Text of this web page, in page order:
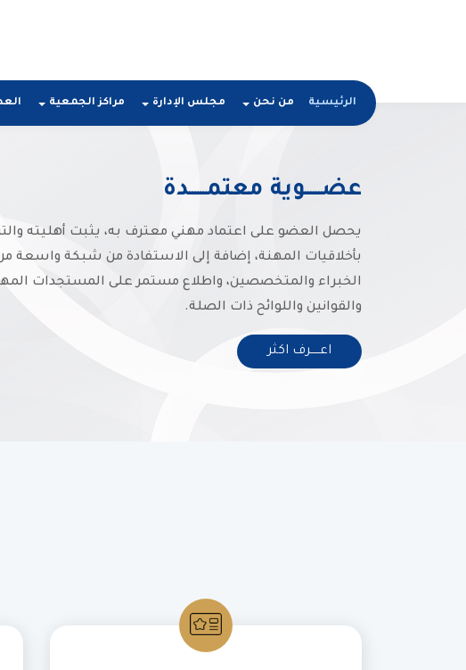
الرئيسية من نحن مجلس الإدارة مراكز الجمعية
عضــــــوية معتمــــــدة
يحصل العضو على اعتماد مهني معترف به، يثبت أهليته
بأخلاقيات المهنة، إضافة إلى الاستفادة من شبكة واسعة
الخبراء والمتخصصين، واطلاع مستمر على المستجدات
والقوانين واللوائح ذات الصلة.
اعـــــرف اكثر